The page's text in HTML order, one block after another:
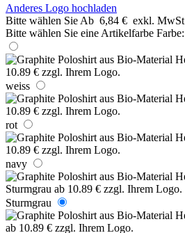
Anderes Logo hochladen
Bitte wählen Sie Ab 6,84 € exkl. MwSt
Bitte wählen Sie eine Artikelfarbe Farbe:
weiss
rot
navy
Sturmgrau